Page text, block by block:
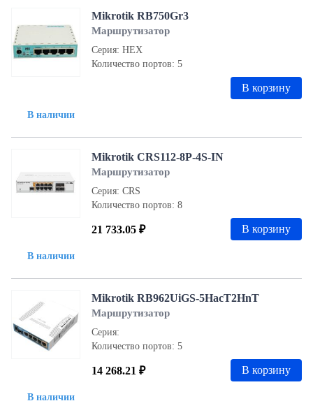
В наличии
Mikrotik RB750Gr3
Маршрутизатор
Серия: HEX
Количество портов: 5
В корзину
В наличии
Mikrotik CRS112-8P-4S-IN
Маршрутизатор
Серия: CRS
Количество портов: 8
21 733.05 ₽ В корзину
В наличии
Mikrotik RB962UiGS-5HacT2HnT
Маршрутизатор
Серия:
Количество портов: 5
14 268.21 ₽ В корзину